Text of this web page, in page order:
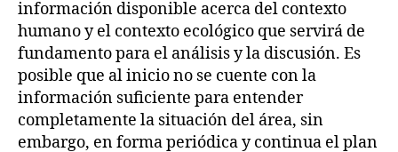
información disponible acerca del contexto
humano y el contexto ecológico que servirá de
fundamento para el análisis y la discusión. Es
posible que al inicio no se cuente con la
información suficiente para entender
completamente la situación del área, sin
embargo, en forma periódica y continua el plan